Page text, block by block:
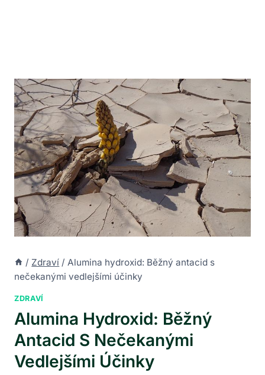
/ Zdraví / Alumina hydroxid: Běžný antacid s
nečekanými vedlejšími účinky
ZDRAVÍ
Alumina Hydroxid: Běžný
Antacid S Nečekanými
Vedlejšími Účinky